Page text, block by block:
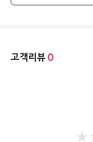
고객리뷰 0